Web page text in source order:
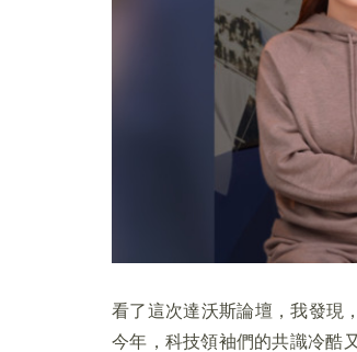
看了這次達沃斯論壇，我發現
今年，科技領袖們的共識冷酷